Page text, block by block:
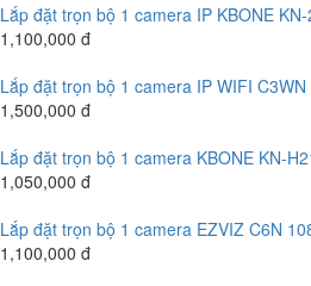
Lắp đặt trọn bộ 1 camera IP KBONE
1,100,000 đ
Lắp đặt trọn bộ 1 camera IP WIFI C3WN
1,500,000 đ
Lắp đặt trọn bộ 1 camera KBONE KN-
1,050,000 đ
Lắp đặt trọn bộ 1 camera EZVIZ C6N
1,100,000 đ